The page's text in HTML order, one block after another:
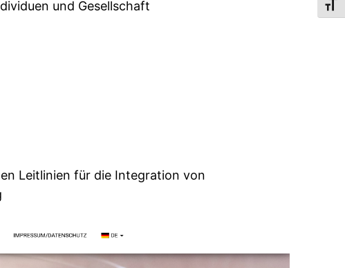
und Gesellschaft
Leitlinien für die Integration von